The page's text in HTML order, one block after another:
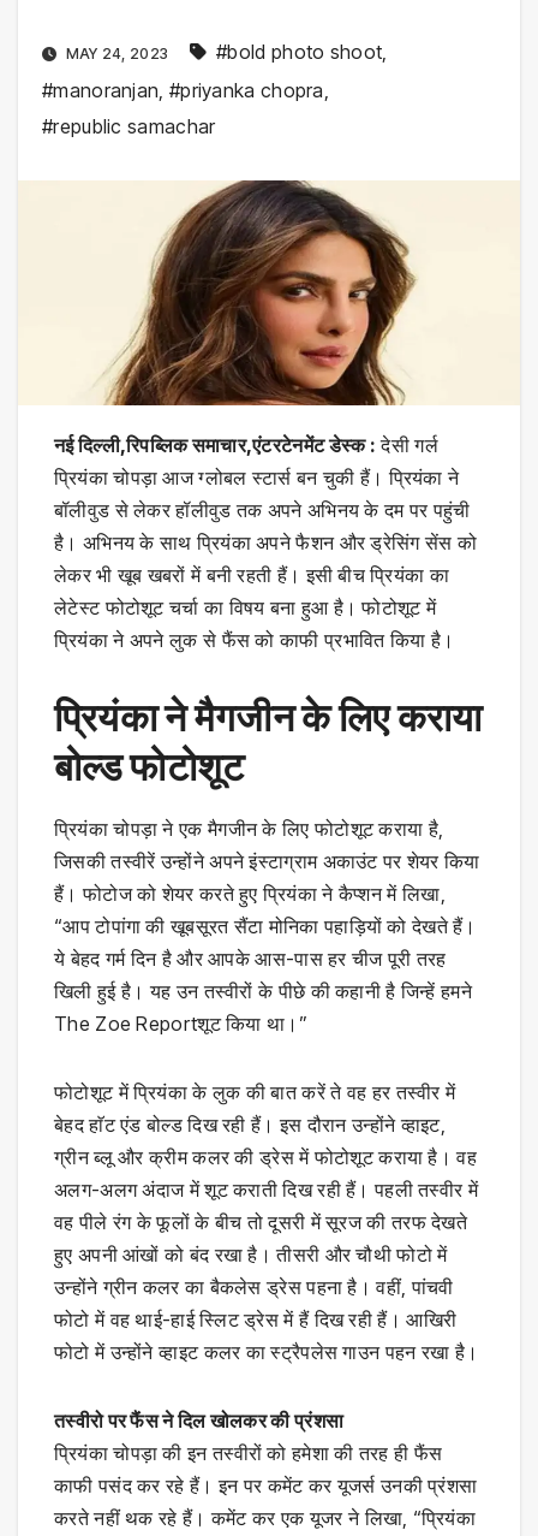
MAY 24, 2023 #bold photo shoot
#manoranjan #priyanka chopra
#republic samachar
नई दिल्ली,रिपब्लिक समाचार,एंटरटेनमेंट डेस्क : देसी गर्ल
प्रियंका चोपड़ा आज ग्लोबल स्टार्स बन चुकी हैं। प्रियंका ने
बॉलीवुड से लेकर हॉलीवुड तक अपने अभिनय के दम पर पहुंची
है। अभिनय के साथ प्रियंका अपने फैशन और ड्रेसिंग सेंस को
लेकर भी खूब खबरों में बनी रहती हैं। इसी बीच प्रियंका का
लेटेस्ट फोटोशूट चर्चा का विषय बना हुआ है। फोटोशूट में
प्रियंका ने अपने लुक से फैंस को काफी प्रभावित किया है।
प्रियंका ने मैगजीन के लिए कराया
बोल्ड फोटोशूट
प्रियंका चोपड़ा ने एक मैगजीन के लिए फोटोशूट कराया है,
जिसकी तस्वीरें उन्होंने अपने इंस्टाग्राम अकाउंट पर शेयर किया
हैं। फोटोज को शेयर करते हुए प्रियंका ने कैप्शन में लिखा,
“आप टोपांगा की खूबसूरत सैंटा मोनिका पहाड़ियों को देखते हैं।
ये बेहद गर्म दिन है और आपके आस-पास हर चीज पूरी तरह
खिली हुई है। यह उन तस्वीरों के पीछे की कहानी है जिन्हें हमने
The Zoe Reportशूट किया था।”
फोटोशूट में प्रियंका के लुक की बात करें ते वह हर तस्वीर में
बेहद हाॅट एंड बोल्ड दिख रही हैं। इस दौरान उन्होंने व्हाइट,
ग्रीन ब्लू और क्रीम कलर की ड्रेस में फोटोशूट कराया है। वह
अलग-अलग अंदाज में शूट कराती दिख रही हैं। पहली तस्वीर में
वह पीले रंग के फूलों के बीच तो दूसरी में सूरज की तरफ देखते
हुए अपनी आंखों को बंद रखा है। तीसरी और चौथी फोटो में
उन्होंने ग्रीन कलर का बैकलेस ड्रेस पहना है। वहीं, पांचवी
फोटो में वह थाई-हाई स्लिट ड्रेस में हैं दिख रही हैं। आखिरी
फोटो में उन्होंने व्हाइट कलर का स्ट्रैपलेस गाउन पहन रखा है।
तस्वीरो पर फैंस ने दिल खोलकर की प्रंशसा
प्रियंका चोपड़ा की इन तस्वीरों को हमेशा की तरह ही फैंस
काफी पसंद कर रहे हैं। इन पर कमेंट कर यूजर्स उनकी प्रंशसा
करते नहीं थक रहे हैं। कमेंट कर एक यूजर ने लिखा, “प्रियंका